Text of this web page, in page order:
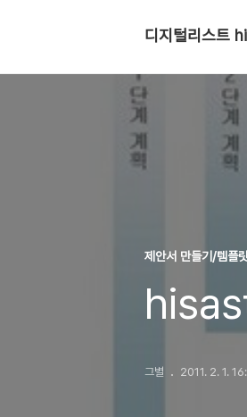
디지털리스트
제안서 만들기/템플릿
그별 2011. 2. 1.